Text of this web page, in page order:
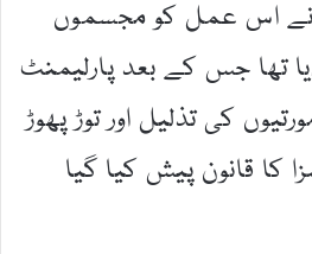
اس عمل کو مجسموں
تھا جس کے بعد پارلیمنٹ
کی تذلیل اور توڑ پھوڑ
سزا کا قانون پیش کیا گیا